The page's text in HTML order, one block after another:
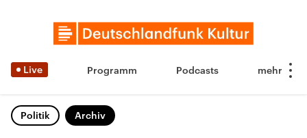
Live Programm Podcasts
Politik Archiv